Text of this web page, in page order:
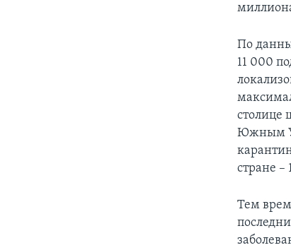
По
11 000
столице
Южным
стране –
Тем